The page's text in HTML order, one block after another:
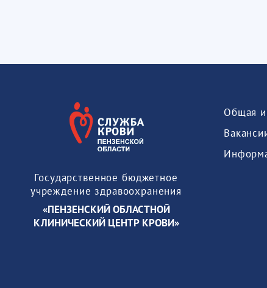
Государственное бюджетное
учреждение здравоохранения
«ПЕНЗЕНСКИЙ ОБЛАСТНОЙ
КЛИНИЧЕСКИЙ ЦЕНТР КРОВИ»
Общая